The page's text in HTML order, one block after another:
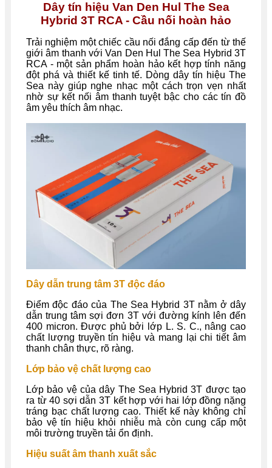
Dây tín hiệu Van Den Hul The Sea
Hybrid 3T RCA - Cầu nối hoàn hảo
Trải nghiệm một chiếc cầu nối đắng cấp đến từ thế
giới âm thanh với Van Den Hul The Sea Hybrid 3T
RCA - một sản phẩm hoàn hảo kết hợp tính năng
đột phá và thiết kế tinh tế. Dòng dây tín hiệu The
Sea này giúp nghe nhạc một cách trọn vẹn nhất
nhờ sự kết nối âm thanh tuyệt bậc cho các tín đồ
âm yêu thích âm nhạc.
Dây dẫn trung tâm 3T độc đáo
Điểm độc đáo của The Sea Hybrid 3T nằm ở dây
dẫn trung tâm sợi đơn 3T với đường kính lên đến
400 micron. Được phủ bởi lớp L. S. C., nâng cao
chất lượng truyền tín hiệu và mang lại chi tiết âm
thanh chân thực, rõ ràng.
Lớp bảo vệ chất lượng cao
Lớp bảo vệ của dây The Sea Hybrid 3T được tạo
ra từ 40 sợi dẫn 3T kết hợp với hai lớp đồng nặng
tráng bạc chất lượng cao. Thiết kế này không chỉ
bảo vệ tín hiệu khỏi nhiễu mà còn cung cấp một
môi trường truyền tải ổn định.
Hiệu suất âm thanh xuất sắc